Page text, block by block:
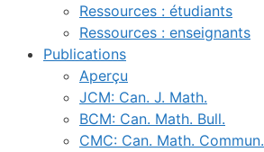
Ressources : étudiants
Ressources : enseignants
Publications
Aperçu
JCM: Can. J. Math.
BCM: Can. Math. Bull.
CMC: Can. Math. Commun.